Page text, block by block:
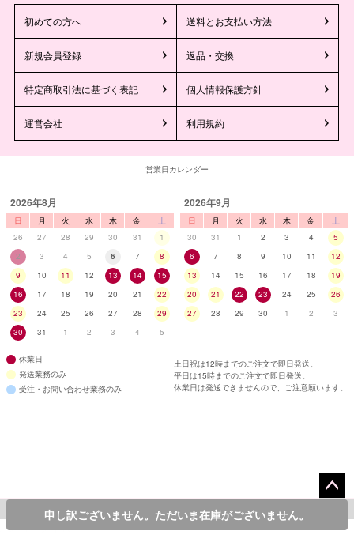
¥ 9,900税込 カラー・サイズを選んでカートに入れる
申し訳ございません。ただいま在庫がございません。
初めての方へ 送料とお支払い方法
新規会員登録 返品・交換
特定商取引法に基づく表記 個人情報保護方針
運営会社 利用規約
営業日カレンダー
2026年8月
日 月 火 水 木 金
土
26
27 28 29 30 31
1
2
3 4 5 6 7
8
9
10 11 12 13 14
15
16
17 18 19 20 21
22
23
24 25 26 27 28
29
30
31 1 2 3 4 5
2026年9月
日 月 火 水 木 金
土
30
31 1 2 3 4
5
6
7 8 9 10 11
12
13
14 15 16 17 18
19
20
21 22 23 24 25
26
27
28 29 30 1 2 3
休業日
発送業務のみ
受注・お問い合わせ業務のみ
土日祝は12時までのご注文で即日発送。
平日は15時までのご注文で即日発送。
休業日は発送できませんので、ご注意願います。
©2013 Tika All Rights reserved.
/*レコメンドAI*/